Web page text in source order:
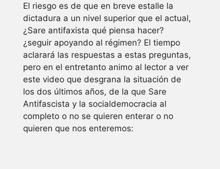
El riesgo es de que en breve estalle la
dictadura a un nivel superior que el actual,
¿Sare antifaxista qué piensa hacer?
¿seguir apoyando al régimen? El tiempo
aclarará las respuestas a estas preguntas,
pero en el entretanto animo al lector a ver
este video que desgrana la situación de
los dos últimos años, de la que Sare
Antifascista y la socialdemocracia al
completo o no se quieren enterar o no
quieren que nos enteremos: